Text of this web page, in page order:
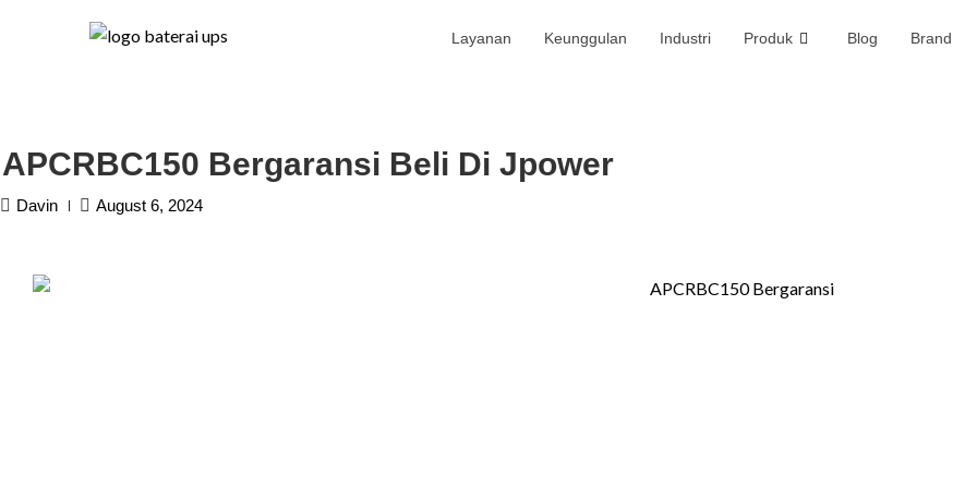
Layanan Keunggulan Industri Produk Blog Brand
APCRBC150 Bergaransi Beli Di Jpower
Davin August 6, 2024